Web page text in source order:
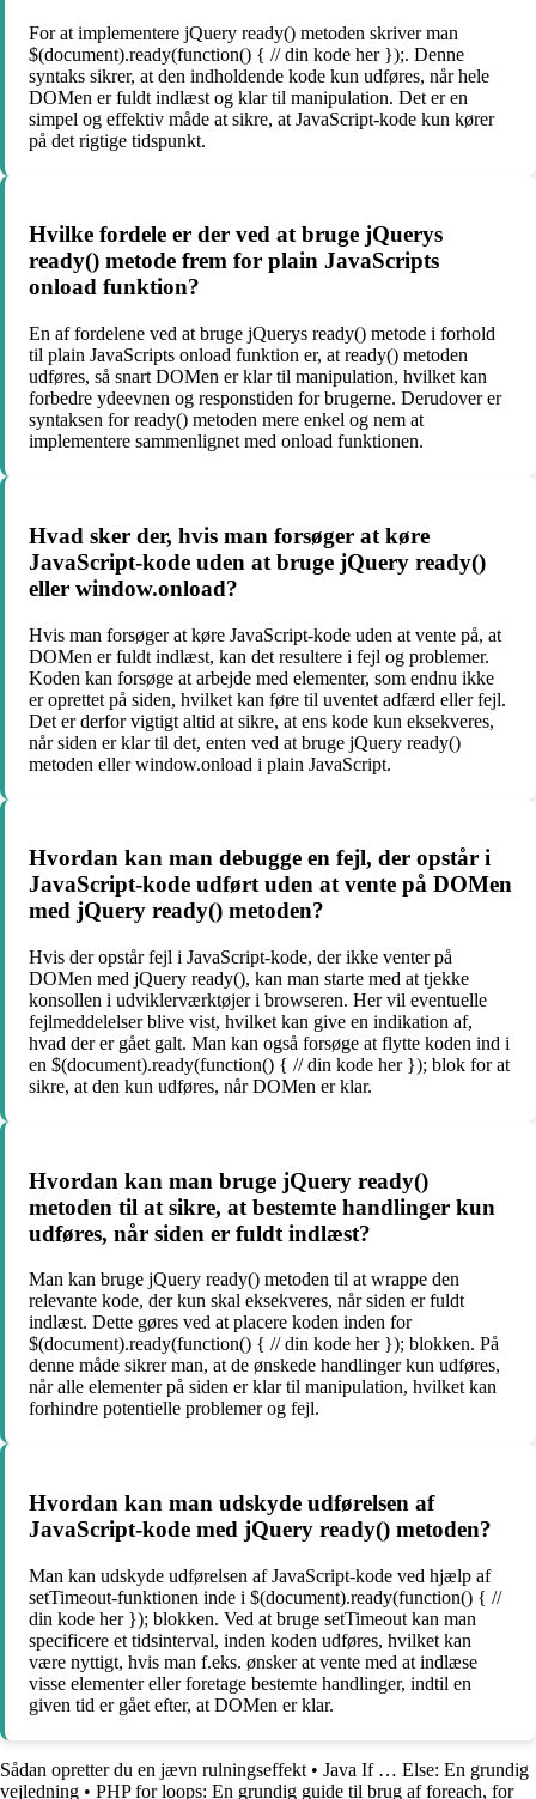
For at implementere jQuery ready() metoden skriver man
$(document).ready(function() { // din kode her });. Denne
syntaks sikrer, at den indholdende kode kun udføres, når hele
DOMen er fuldt indlæst og klar til manipulation. Det er en
simpel og effektiv måde at sikre, at JavaScript-kode kun kører
på det rigtige tidspunkt.
Hvilke fordele er der ved at bruge jQuerys
ready() metode frem for plain JavaScripts
onload funktion?
En af fordelene ved at bruge jQuerys ready() metode i forhold
til plain JavaScripts onload funktion er, at ready() metoden
udføres, så snart DOMen er klar til manipulation, hvilket kan
forbedre ydeevnen og responstiden for brugerne. Derudover er
syntaksen for ready() metoden mere enkel og nem at
implementere sammenlignet med onload funktionen.
Hvad sker der, hvis man forsøger at køre
JavaScript-kode uden at bruge jQuery ready()
eller window.onload?
Hvis man forsøger at køre JavaScript-kode uden at vente på, at
DOMen er fuldt indlæst, kan det resultere i fejl og problemer.
Koden kan forsøge at arbejde med elementer, som endnu ikke
er oprettet på siden, hvilket kan føre til uventet adfærd eller fejl.
Det er derfor vigtigt altid at sikre, at ens kode kun eksekveres,
når siden er klar til det, enten ved at bruge jQuery ready()
metoden eller window.onload i plain JavaScript.
Hvordan kan man debugge en fejl, der opstår i
JavaScript-kode udført uden at vente på DOMen
med jQuery ready() metoden?
Hvis der opstår fejl i JavaScript-kode, der ikke venter på
DOMen med jQuery ready(), kan man starte med at tjekke
konsollen i udviklerværktøjer i browseren. Her vil eventuelle
fejlmeddelelser blive vist, hvilket kan give en indikation af,
hvad der er gået galt. Man kan også forsøge at flytte koden ind i
en $(document).ready(function() { // din kode her }); blok for at
sikre, at den kun udføres, når DOMen er klar.
Hvordan kan man bruge jQuery ready()
metoden til at sikre, at bestemte handlinger kun
udføres, når siden er fuldt indlæst?
Man kan bruge jQuery ready() metoden til at wrappe den
relevante kode, der kun skal eksekveres, når siden er fuldt
indlæst. Dette gøres ved at placere koden inden for
$(document).ready(function() { // din kode her }); blokken. På
denne måde sikrer man, at de ønskede handlinger kun udføres,
når alle elementer på siden er klar til manipulation, hvilket kan
forhindre potentielle problemer og fejl.
Hvordan kan man udskyde udførelsen af
JavaScript-kode med jQuery ready() metoden?
Man kan udskyde udførelsen af JavaScript-kode ved hjælp af
setTimeout-funktionen inde i $(document).ready(function() { //
din kode her }); blokken. Ved at bruge setTimeout kan man
specificere et tidsinterval, inden koden udføres, hvilket kan
være nyttigt, hvis man f.eks. ønsker at vente med at indlæse
visse elementer eller foretage bestemte handlinger, indtil en
given tid er gået efter, at DOMen er klar.
Sådan opretter du en jævn rulningseffekt • Java If … Else: En grundig
vejledning • PHP for loops: En grundig guide til brug af foreach, for